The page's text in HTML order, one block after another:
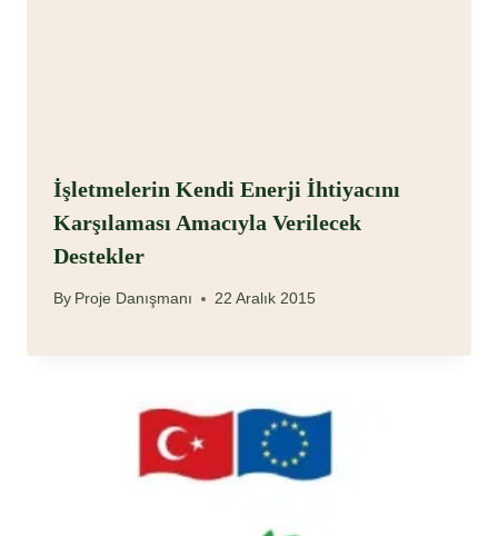
İşletmelerin Kendi Enerji İhtiyacını
Karşılaması Amacıyla Verilecek
Destekler
By Proje Danışmanı 22 Aralık 2015